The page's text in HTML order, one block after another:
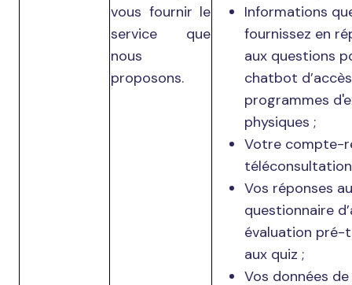
vous fournir le
service que
nous
proposons.
Informations
fournissez en
aux questions
chatbot
programmes
physiques ;
Votre compte-
Vos réponses au
questionnaire
évaluation pré-
aux quiz ;
Vos données